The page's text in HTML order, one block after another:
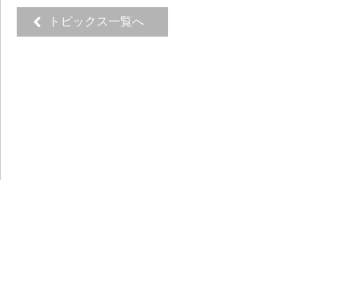
トピックス一覧へ